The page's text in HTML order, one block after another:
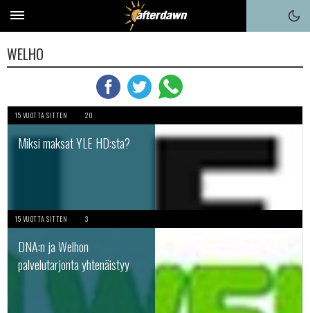
WELHO
15 VUOTTA SITTEN 20
Miksi maksat YLE HD:sta?
15 VUOTTA SITTEN 3
DNA:n ja Welhon
palvelutarjonta yhtenäistyy